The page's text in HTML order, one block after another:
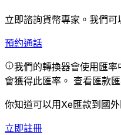
立即諮詢貨幣專家。 我們可
預約通話
我們的轉換器會使用匯
會獲得此匯率。 查看匯款匯
你知道可以用Xe匯款到國外
立即註冊